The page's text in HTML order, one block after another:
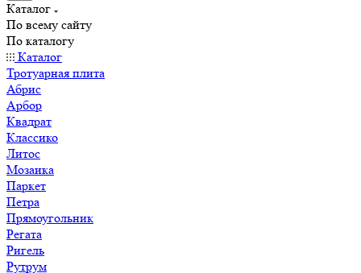
Каталог
По всему сайту
По каталогу
Каталог
Тротуарная плита
Абрис
Арбор
Квадрат
Классико
Литос
Мозаика
Паркет
Петра
Прямоугольник
Регата
Ригель
Рутрум